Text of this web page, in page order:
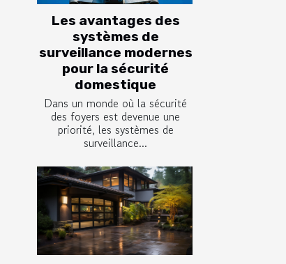
Les avantages des
systèmes de
surveillance modernes
pour la sécurité
domestique
Dans un monde où la sécurité
des foyers est devenue une
priorité, les systèmes de
surveillance...